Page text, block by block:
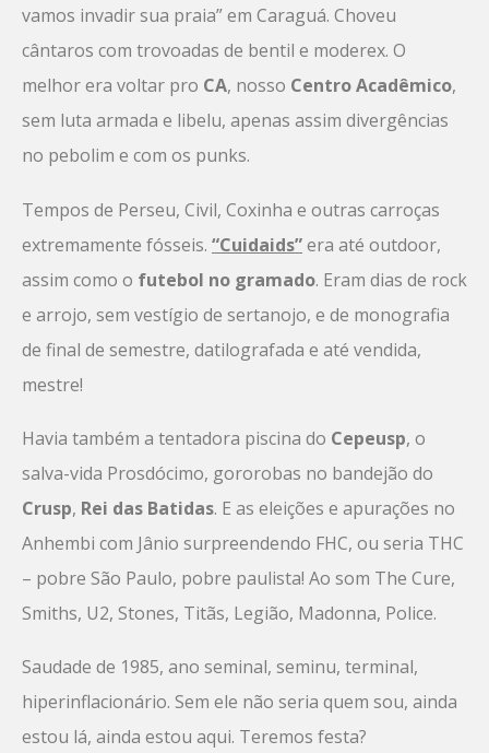
vamos invadir sua praia” em Caraguá. Choveu
cântaros com trovoadas de bentil e moderex. O
melhor era voltar pro CA, nosso Centro Acadêmico,
sem luta armada e libelu, apenas assim divergências
no pebolim e com os punks.
Tempos de Perseu, Civil, Coxinha e outras carroças
extremamente fósseis. “Cuidaids”era até outdoor,
assim como o futebol no gramado. Eram dias de rock
e arrojo, sem vestígio de sertanojo, e de monografia
de final de semestre, datilografada e até vendida,
mestre!
Havia também a tentadora piscina do Cepeusp, o
salva-vida Prosdócimo, gororobas no bandejão do
Crusp, Rei das Batidas. E as eleições e apurações no
Anhembi com Jânio surpreendendo FHC, ou seria THC
– pobre São Paulo, pobre paulista! Ao som The Cure,
Smiths, U2, Stones, Titãs, Legião, Madonna, Police.
Saudade de 1985, ano seminal, seminu, terminal,
hiperinflacionário. Sem ele não seria quem sou, ainda
estou lá, ainda estou aqui. Teremos festa?